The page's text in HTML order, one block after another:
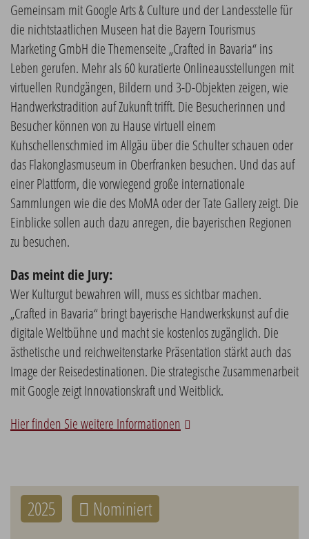
Gemeinsam mit Google Arts & Culture und der Landesstelle für
die nichtstaatlichen Museen hat die Bayern Tourismus
Marketing GmbH die Themenseite „Crafted in Bavaria“ ins
Leben gerufen. Mehr als 60 kuratierte Onlineausstellungen mit
virtuellen Rundgängen, Bildern und 3-D-Objekten zeigen, wie
Handwerkstradition auf Zukunft trifft. Die Besucherinnen und
Besucher können von zu Hause virtuell einem
Kuhschellenschmied im Allgäu über die Schulter schauen oder
das Flakonglasmuseum in Oberfranken besuchen. Und das auf
einer Plattform, die vorwiegend große internationale
Sammlungen wie die des MoMA oder der Tate Gallery zeigt. Die
Einblicke sollen auch dazu anregen, die bayerischen Regionen
zu besuchen.
Das meint die Jury:
Wer Kulturgut bewahren will, muss es sichtbar machen.
„Crafted in Bavaria“ bringt bayerische Handwerkskunst auf die
digitale Weltbühne und macht sie kostenlos zugänglich. Die
ästhetische und reichweitenstarke Präsentation stärkt auch das
Image der Reisedestinationen. Die strategische Zusammenarbeit
mit Google zeigt Innovationskraft und Weitblick.
Hier finden Sie weitere Informationen
2025 Nominiert